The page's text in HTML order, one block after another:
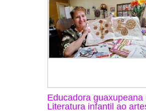
Educadora guaxupeana
Literatura infantil ao